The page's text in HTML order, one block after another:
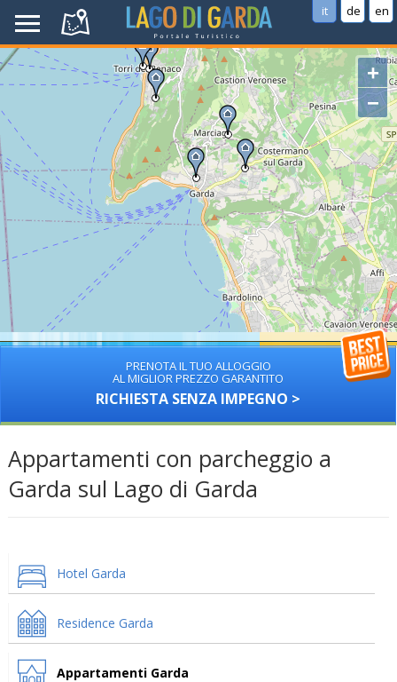
it de en
+
−
PRENOTA IL TUO ALLOGGIO
AL MIGLIOR PREZZO GARANTITO
RICHIESTA SENZA IMPEGNO >
Appartamenti con parcheggio a
Garda sul Lago di Garda
Hotel Garda
Residence Garda
Appartamenti Garda